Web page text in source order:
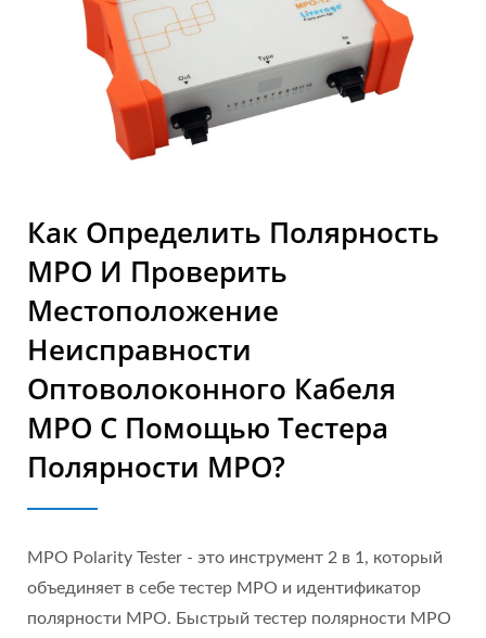
Тестировать Оптические
Трансиверы В
Инфраструктурах 5G
Как Определить Полярность
MPO И Проверить
Местоположение
Неисправности
Оптоволоконного Кабеля
MPO С Помощью Тестера
Полярности MPO?
MPO Polarity Tester - это инструмент 2 в 1, который
объединяет в себе тестер MPO и идентификатор
полярности MPO. Быстрый тестер полярности MPO